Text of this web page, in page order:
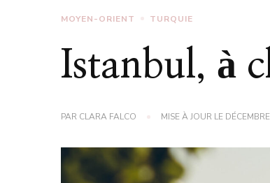
MOYEN-ORIENT TURQUIE
Istanbul, à
PAR CLARA FALCO MISE À JOUR LE